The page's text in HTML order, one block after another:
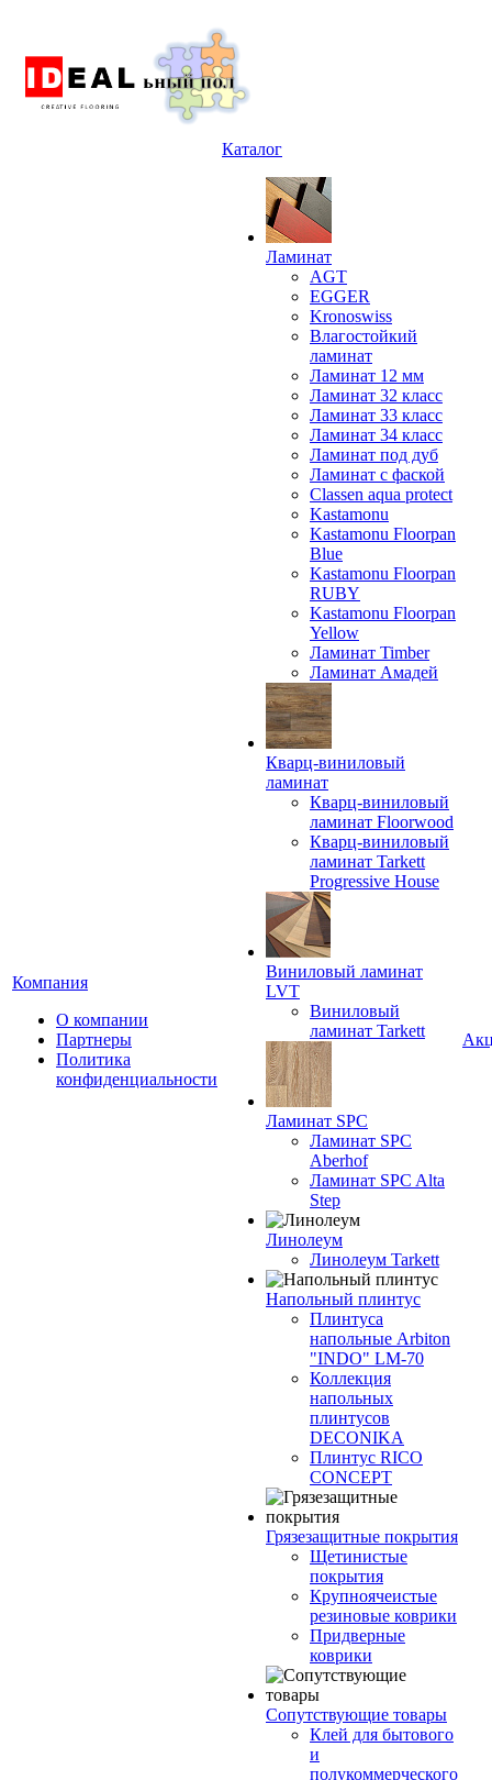
Компания
О компании
Партнеры
Политика
конфиденциальности
Каталог
Ламинат
AGT
EGGER
Kronoswiss
Влагостойкий
ламинат
Ламинат 12 мм
Ламинат 32 класс
Ламинат 33 класс
Ламинат 34 класс
Ламинат под дуб
Ламинат с фаской
Classen aqua protect
Kastamonu
Kastamonu Floorpan
Blue
Kastamonu Floorpan
RUBY
Kastamonu Floorpan
Yellow
Ламинат Timber
Ламинат Амадей
Кварц-виниловый
ламинат
Кварц-виниловый
ламинат Floorwood
Кварц-виниловый
ламинат Tarkett
Progressive House
Виниловый ламинат
LVT
Виниловый
ламинат Tarkett
Ламинат SPC
Ламинат SPC
Aberhof
Ламинат SPC Alta
Step
Линолеум
Линолеум Tarkett
Напольный плинтус
Плинтуса
напольные Arbiton
"INDO" LM-70
Коллекция
напольных
плинтусов
DECONIKA
Плинтус RICO
CONCEPT
Грязезащитные покрытия
Щетинистые
покрытия
Крупноячеистые
резиновые коврики
Придверные
коврики
Сопутствующие товары
Клей для бытового
и
полукоммерческого